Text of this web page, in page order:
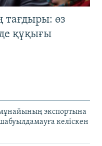
тағдыры: өз
құқығы
экспортына
келіскен